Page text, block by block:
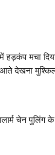
मचा
देखना
चेन पुलिंग